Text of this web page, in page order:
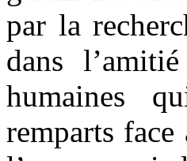
par la
dans
humaines
remparts face